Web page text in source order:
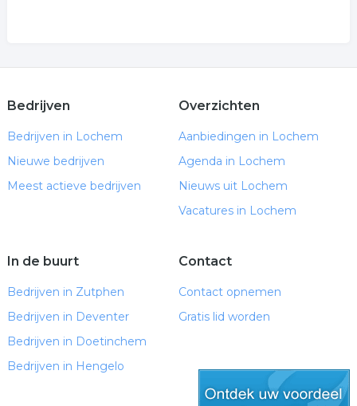
Bedrijven
Bedrijven in Lochem
Nieuwe bedrijven
Meest actieve bedrijven
Overzichten
Aanbiedingen in Lochem
Agenda in Lochem
Nieuws uit Lochem
Vacatures in Lochem
In de buurt
Bedrijven in Zutphen
Bedrijven in Deventer
Bedrijven in Doetinchem
Bedrijven in Hengelo
Contact
Contact opnemen
Gratis lid worden